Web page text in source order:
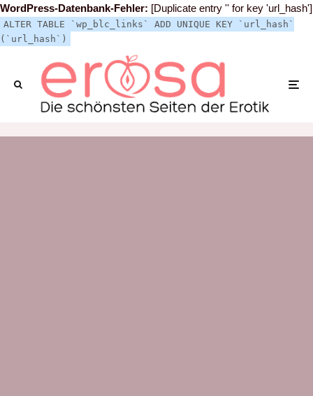
WordPress-Datenbank-Fehler: [Duplicate entry '' for key 'url_hash']
ALTER TABLE `wp_blc_links` ADD UNIQUE KEY `url_hash`
(`url_hash`)